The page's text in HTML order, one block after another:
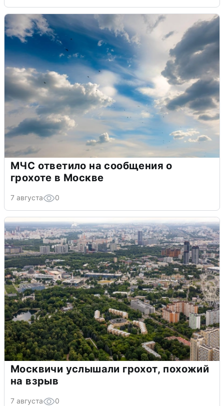
МЧС ответило на сообщения о
грохоте в Москве
7 августа 0
Москвичи услышали грохот, похожий
на взрыв
7 августа 0